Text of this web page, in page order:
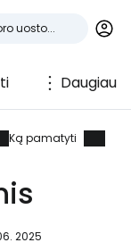
Daugiau
Ką pamatyti
2025